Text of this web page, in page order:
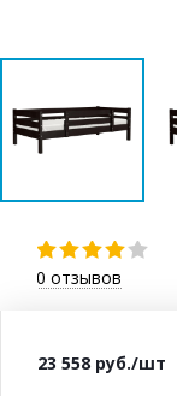
0 отзывов
23 558 руб./шт